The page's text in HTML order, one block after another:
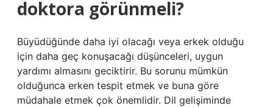
doktora görünmeli?
Büyüdüğünde daha iyi olacağı veya erkek olduğu
için daha geç konuşacağı düşünceleri, uygun
yardımı almasını geciktirir. Bu sorunu mümkün
olduğunca erken tespit etmek ve buna göre
müdahale etmek çok önemlidir. Dil gelişiminde